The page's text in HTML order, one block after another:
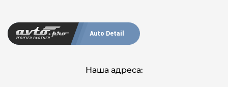
Auto Detail
Наша адреса: